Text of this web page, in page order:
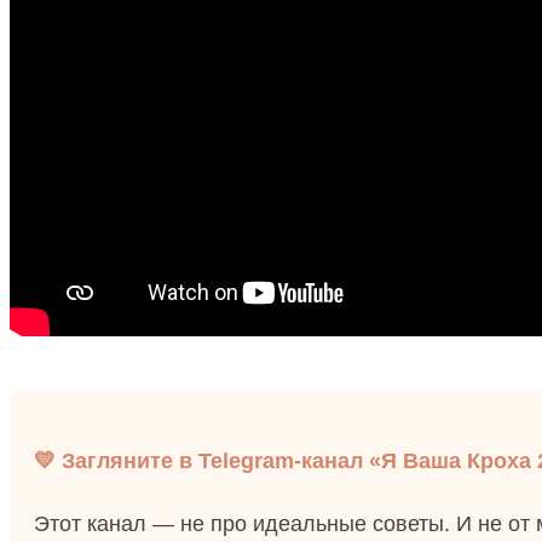
💛 Загляните в Telegram-канал «Я Ваша Кроха
Этот канал — не про идеальные советы. И не от